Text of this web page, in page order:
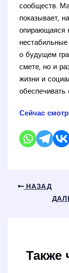
сообществ.
показывает,
опирающаяся
о будущем
смете, но и
жизни и
Сейчас
НАЗАД
Также